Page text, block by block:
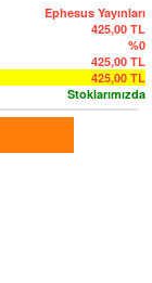
Ephesus Yayınları
425,00 TL
%0
425,00 TL
425,00 TL
Stoklarımızda